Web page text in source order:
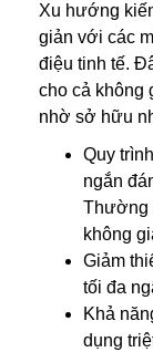
Xu hướng
giản với các
điệu tinh tế.
cho cả không
nhờ sở hữu
Quy
ngắn
Thường
không
Giảm
tối đa
Khả
dụng